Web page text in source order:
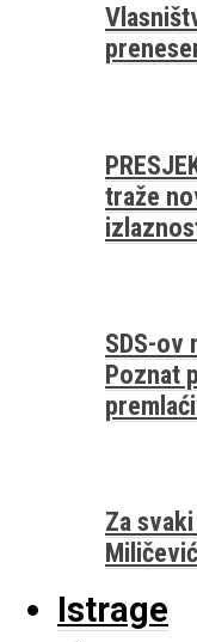
traže
SDS-ov
Poznat
Za
Istrage